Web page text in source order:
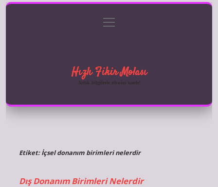
Gizlilik Politikası
menüyü
aç
Hızlı Fikir Molası
Anlık bilgilerle zihnini tazele!
Etiket:İçsel donanım birimleri nelerdir
Dış Donanım Birimleri Nelerdir